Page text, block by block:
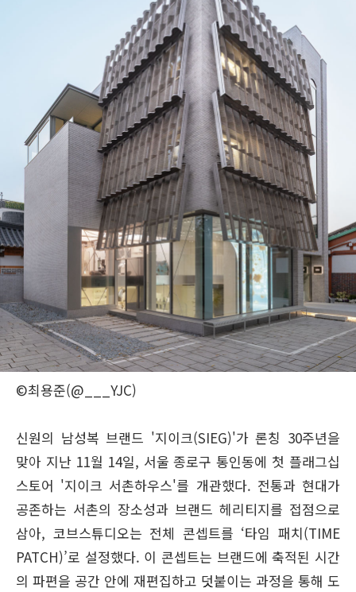
©최용준(@___YJC)
신원의 남성복 브랜드 '지이크(SIEG)'가 론칭 30주년을
맞아 지난 11월 14일, 서울 종로구 통인동에 첫 플래그십
스토어 '지이크 서촌하우스'를 개관했다. 전통과 현대가
공존하는 서촌의 장소성과 브랜드 헤리티지를 접점으로
삼아, 코브스튜디오는 전체 콘셉트를 ‘타임 패치(TIME
PATCH)’로 설정했다. 이 콘셉트는 브랜드에 축적된 시간
의 파편을 공간 안에 재편집하고 덧붙이는 과정을 통해 도